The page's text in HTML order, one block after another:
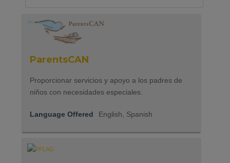
ParentsCAN
Proporcionar servicios y apoyo a los padres de
niños con necesidades especiales.
Language Offered English, Spanish